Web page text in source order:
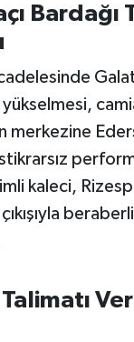
Bardağı
yükselmesi,
merkezine
kaleci,
çıkışıyla